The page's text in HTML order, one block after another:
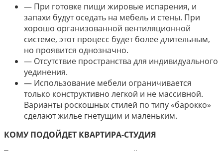
— При готовке пищи жировые испарения, и
запахи будут оседать на мебель и стены. При
хорошо организованной вентиляционной
системе, этот процесс будет более длительным,
но проявится однозначно.
— Отсутствие пространства для индивидуального
уединения.
— Использование мебели ограничивается
только конструктивно легкой и не массивной.
Варианты роскошных стилей по типу «барокко»
сделают жилье гнетущим и маленьким.
КОМУ ПОДОЙДЕТ КВАРТИРА-СТУДИЯ